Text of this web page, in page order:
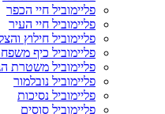
פליימוביל חיי הכפר
פליימוביל חיי העיר
פליימוביל חילוץ
פליימוביל כיף
פליימוביל משטרת
פליימוביל נובלמור
פליימוביל נסיכות
פליימוביל סוסים